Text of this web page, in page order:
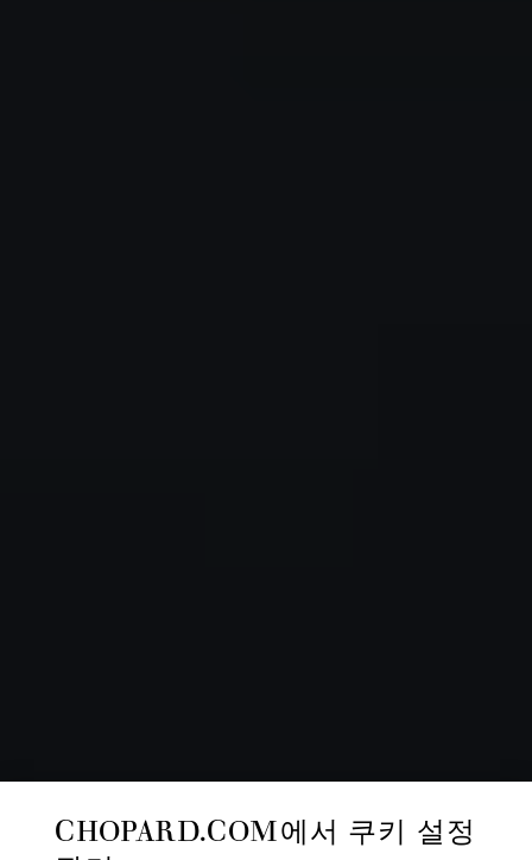
CHOPARD.COM에서 쿠키 설정